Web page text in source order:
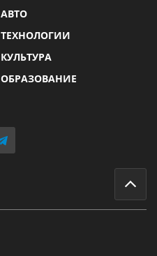
АВТО
ТЕХНОЛОГИИ
КУЛЬТУРА
ОБРАЗОВАНИЕ